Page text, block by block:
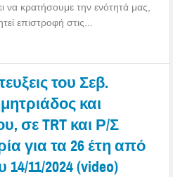
να κρατήσουμε την ενότητά μας,
επιστροφή στις...
του Σεβ.
και
σε TRT και Ρ/Σ
για τα 26 έτη από
11/2024 (video)